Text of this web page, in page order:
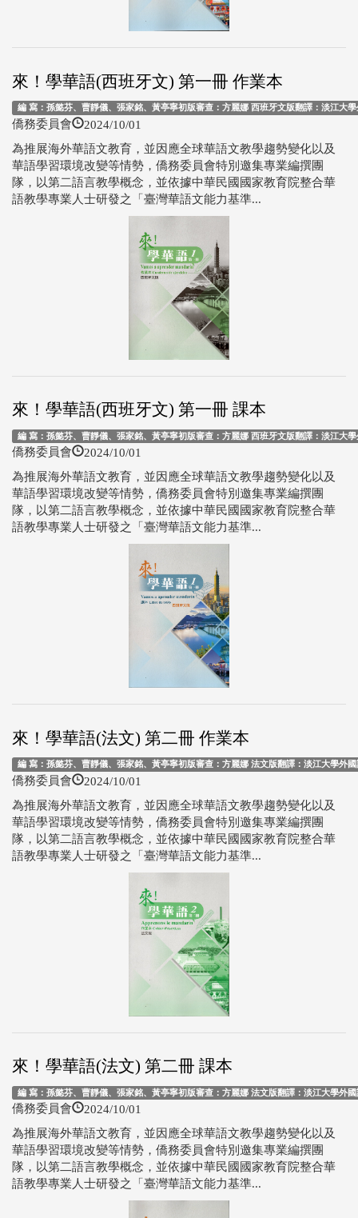
來！學華語(西班牙文) 第一冊 作業本
編 寫：孫懿芬、曹靜儀、張家銘、黃亭寧初版審查：方麗娜 西班牙文版翻譯：淡江大
僑務委員會 2024/10/01
為推展海外華語文教育，並因應全球華語文教學趨勢變化以及
華語學習環境改變等情勢，僑務委員會特別邀集專業編撰團
隊，以第二語言教學概念，並依據中華民國國家教育院整合華
語教學專業人士研發之「臺灣華語文能力基準...
來！學華語(西班牙文) 第一冊 課本
編 寫：孫懿芬、曹靜儀、張家銘、黃亭寧初版審查：方麗娜 西班牙文版翻譯：淡江大
僑務委員會 2024/10/01
為推展海外華語文教育，並因應全球華語文教學趨勢變化以及
華語學習環境改變等情勢，僑務委員會特別邀集專業編撰團
隊，以第二語言教學概念，並依據中華民國國家教育院整合華
語教學專業人士研發之「臺灣華語文能力基準...
來！學華語(法文) 第二冊 作業本
編 寫：孫懿芬、曹靜儀、張家銘、黃亭寧初版審查：方麗娜 法文版翻譯：淡江大學外
僑務委員會 2024/10/01
為推展海外華語文教育，並因應全球華語文教學趨勢變化以及
華語學習環境改變等情勢，僑務委員會特別邀集專業編撰團
隊，以第二語言教學概念，並依據中華民國國家教育院整合華
語教學專業人士研發之「臺灣華語文能力基準...
來！學華語(法文) 第二冊 課本
編 寫：孫懿芬、曹靜儀、張家銘、黃亭寧初版審查：方麗娜 法文版翻譯：淡江大學外
僑務委員會 2024/10/01
為推展海外華語文教育，並因應全球華語文教學趨勢變化以及
華語學習環境改變等情勢，僑務委員會特別邀集專業編撰團
隊，以第二語言教學概念，並依據中華民國國家教育院整合華
語教學專業人士研發之「臺灣華語文能力基準...